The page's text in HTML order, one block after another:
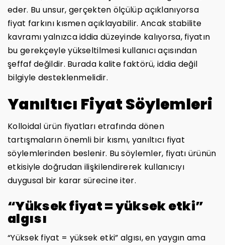
eder. Bu unsur, gerçekten ölçülüp açıklanıyorsa
fiyat farkını kısmen açıklayabilir. Ancak stabilite
kavramı yalnızca iddia düzeyinde kalıyorsa, fiyatın
bu gerekçeyle yükseltilmesi kullanıcı açısından
şeffaf değildir. Burada kalite faktörü, iddia değil
bilgiyle desteklenmelidir.
Yanıltıcı Fiyat Söylemleri
Kolloidal ürün fiyatları etrafında dönen
tartışmaların önemli bir kısmı, yanıltıcı fiyat
söylemlerinden beslenir. Bu söylemler, fiyatı ürünün
etkisiyle doğrudan ilişkilendirerek kullanıcıyı
duygusal bir karar sürecine iter.
“Yüksek fiyat = yüksek etki”
algısı
“Yüksek fiyat = yüksek etki” algısı, en yaygın ama